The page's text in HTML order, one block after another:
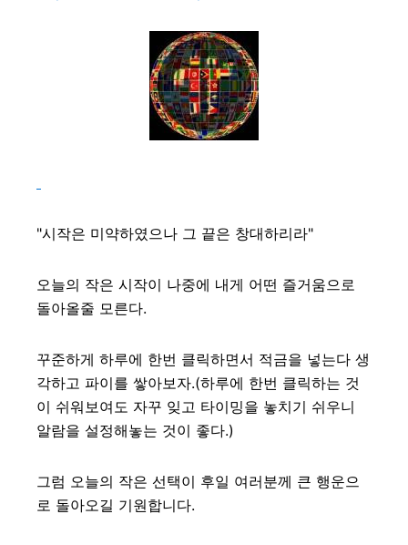
"시작은 미약하였으나 그 끝은 창대하리라"
오늘의 작은 시작이 나중에 내게 어떤 즐거움으로
돌아올줄 모른다.
꾸준하게 하루에 한번 클릭하면서 적금을 넣는다 생
각하고 파이를 쌓아보자.(하루에 한번 클릭하는 것
이 쉬워보여도 자꾸 잊고 타이밍을 놓치기 쉬우니
알람을 설정해놓는 것이 좋다.)
그럼 오늘의 작은 선택이 후일 여러분께 큰 행운으
로 돌아오길 기원합니다.